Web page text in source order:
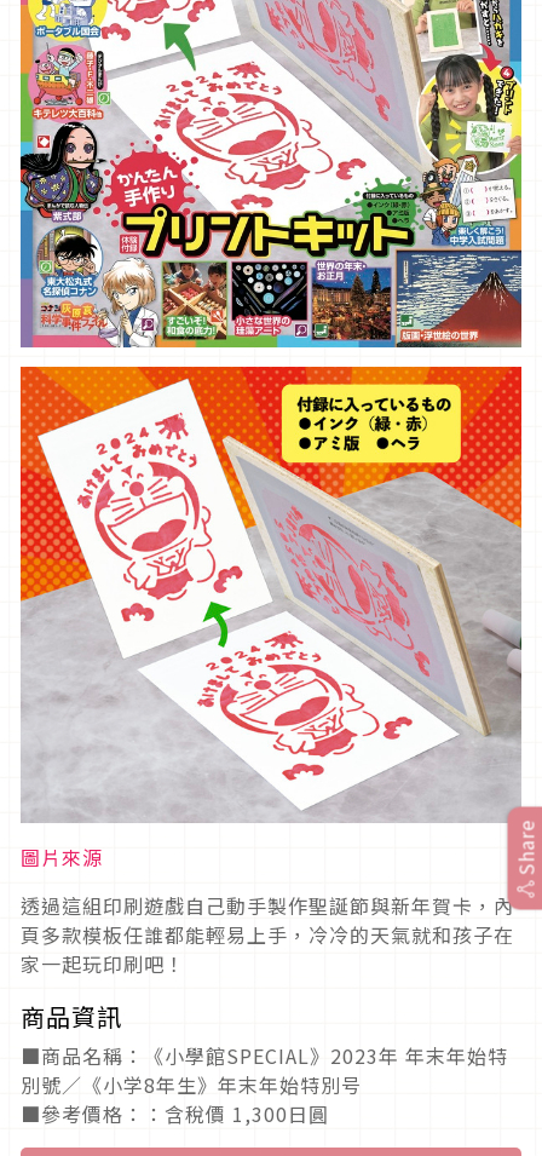
圖片來源
透過這組印刷遊戲自己動手製作聖誕節與新年賀卡，內
頁多款模板任誰都能輕易上手，冷冷的天氣就和孩子在
家一起玩印刷吧！
商品資訊
■商品名稱：《小學館SPECIAL》2023年 年末年始特
別號／《小学8年生》年末年始特別号
■參考價格：：含稅價 1,300日圓
Share